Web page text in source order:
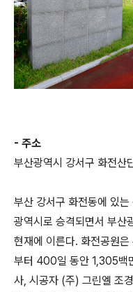
- 주소
부산광역시 강서구 화전
부산 강서구 화전동에 있
광역시로 승격되면서 부산
현재에 이른다. 화전공원
부터 400일 동안 1,305백
사, 시공자 (주) 그린엘 조